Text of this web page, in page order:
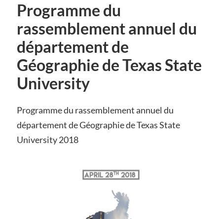
Programme du
rassemblement annuel du
département de
Géographie de Texas State
University
Programme du rassemblement annuel du
département de Géographie de Texas State
University 2018